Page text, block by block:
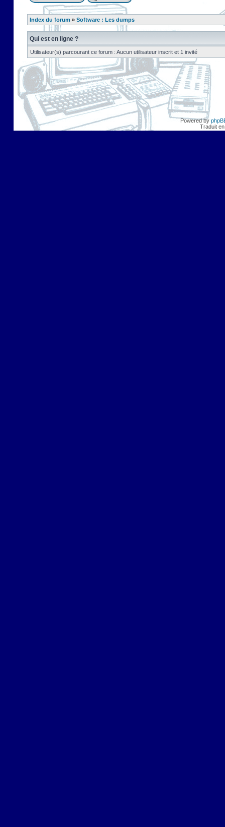
Index du forum » Software : Les dumps
Qui est en ligne ?
Utilisateur(s) parcourant ce forum : Aucun utilisateur inscrit et 1 invité
Powered by
Traduit